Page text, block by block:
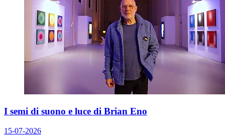
I semi di suono e luce di Brian Eno
15-07-2026